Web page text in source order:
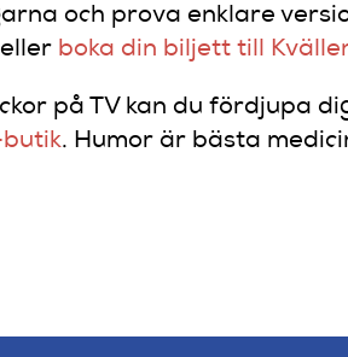
och prova enklare
eller boka din biljett till
på TV kan du fördjupa
. Humor är bästa